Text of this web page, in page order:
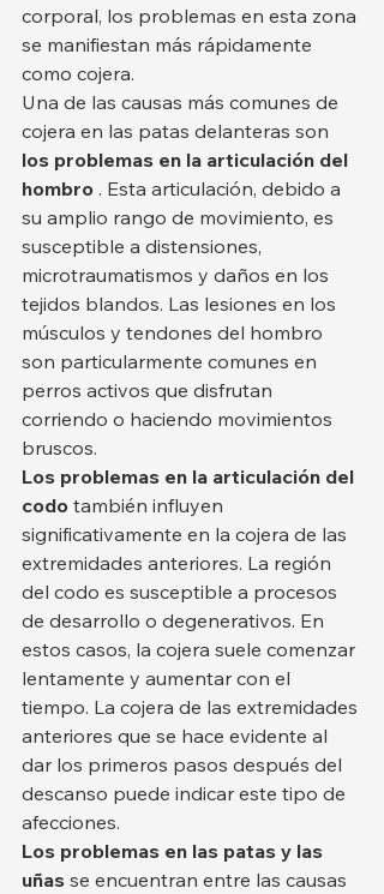
corporal, los problemas en esta zona
se manifiestan más rápidamente
como cojera.
Una de las causas más comunes de
cojera en las patas delanteras son
los problemas en la articulación del
hombro . Esta articulación, debido a
su amplio rango de movimiento, es
susceptible a distensiones,
microtraumatismos y daños en los
tejidos blandos. Las lesiones en los
músculos y tendones del hombro
son particularmente comunes en
perros activos que disfrutan
corriendo o haciendo movimientos
bruscos.
Los problemas en la articulación del
codo también influyen
significativamente en la cojera de las
extremidades anteriores. La región
del codo es susceptible a procesos
de desarrollo o degenerativos. En
estos casos, la cojera suele comenzar
lentamente y aumentar con el
tiempo. La cojera de las extremidades
anteriores que se hace evidente al
dar los primeros pasos después del
descanso puede indicar este tipo de
afecciones.
Los problemas en las patas y las
uñas se encuentran entre las causas